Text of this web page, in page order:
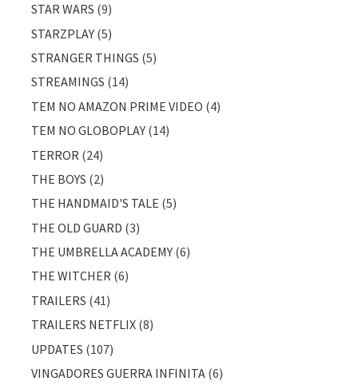
STAR WARS (9)
STARZPLAY (5)
STRANGER THINGS (5)
STREAMINGS (14)
TEM NO AMAZON PRIME VIDEO (4)
TEM NO GLOBOPLAY (14)
TERROR (24)
THE BOYS (2)
THE HANDMAID'S TALE (5)
THE OLD GUARD (3)
THE UMBRELLA ACADEMY (6)
THE WITCHER (6)
TRAILERS (41)
TRAILERS NETFLIX (8)
UPDATES (107)
VINGADORES GUERRA INFINITA (6)